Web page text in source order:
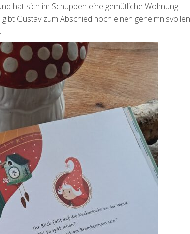
hat sich im Schuppen eine gemütliche Wohnung
Gustav zum Abschied noch einen geheimnisvollen